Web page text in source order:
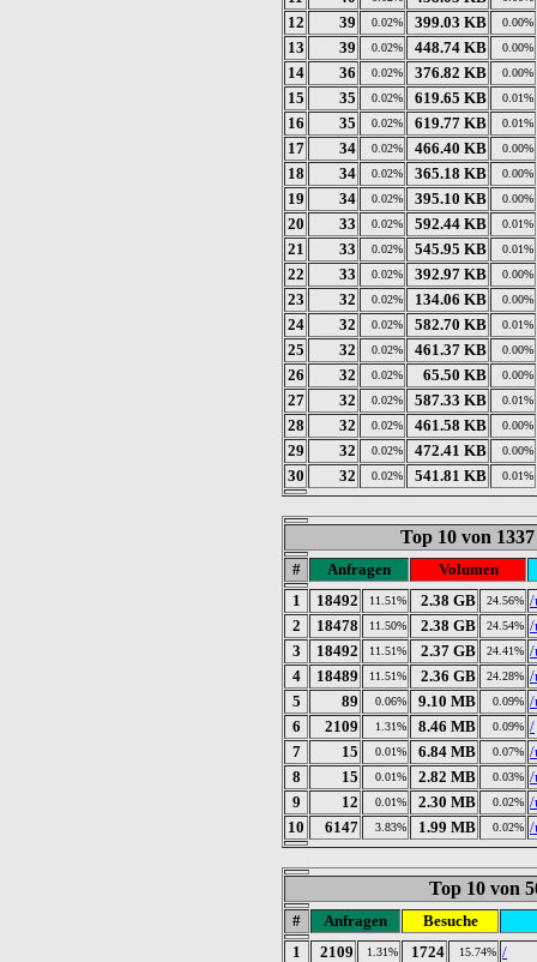
12 39 0.02% 399.03 KB 0.00%
13 39 0.02% 448.74 KB 0.00%
14 36 0.02% 376.82 KB 0.00%
15 35 0.02% 619.65 KB 0.01%
16 35 0.02% 619.77 KB 0.01%
17 34 0.02% 466.40 KB 0.00%
18 34 0.02% 365.18 KB 0.00%
19 34 0.02% 395.10 KB 0.00%
20 33 0.02% 592.44 KB 0.01%
21 33 0.02% 545.95 KB 0.01%
22 33 0.02% 392.97 KB 0.00%
23 32 0.02% 134.06 KB 0.00%
24 32 0.02% 582.70 KB 0.01%
25 32 0.02% 461.37 KB 0.00%
26 32 0.02% 65.50 KB 0.00%
27 32 0.02% 587.33 KB 0.01%
28 32 0.02% 461.58 KB 0.00%
29 32 0.02% 472.41 KB 0.00%
30 32 0.02% 541.81 KB 0.01%
Top 10 von
# Anfragen
Volumen
1
18492 11.51% 2.38 GB 24.56% /
2
18478 11.50% 2.38 GB 24.54% /
3
18492 11.51% 2.37 GB 24.41% /
4
18489 11.51% 2.36 GB 24.28% /
5
89 0.06% 9.10 MB 0.09% /
6
2109 1.31% 8.46 MB 0.09% /
7
15 0.01% 6.84 MB 0.07% /
8
15 0.01% 2.82 MB 0.03% /
9
12 0.01% 2.30 MB 0.02% /
10
6147 3.83% 1.99 MB 0.02% /
Top 10 von
# Anfragen
Besuche
1
2109 1.31% 1724 15.74% /